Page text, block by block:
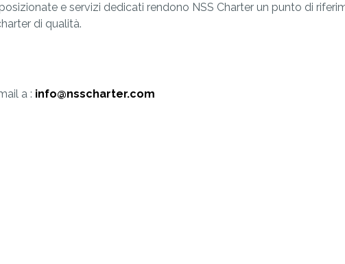
e servizi dedicati rendono NSS Charter un punto di
di qualità.
a : info@nsscharter.com